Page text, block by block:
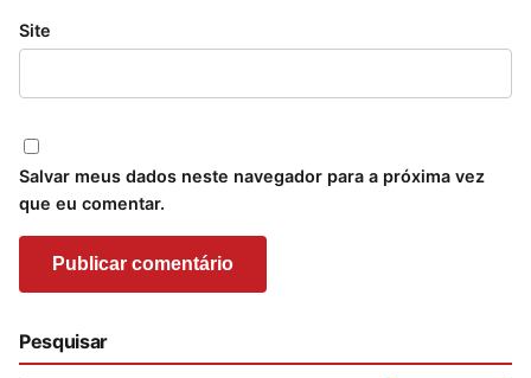
Site
Salvar meus dados neste navegador para a próxima vez
que eu comentar.
Pesquisar